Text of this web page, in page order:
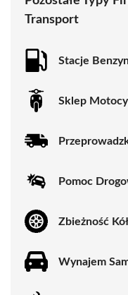
Transport
Stacje
Sklep
Pomoc
Zbieżność Kół
Wynajem